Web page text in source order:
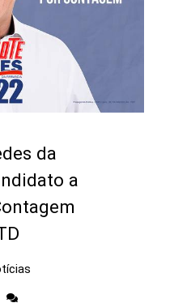
da
a